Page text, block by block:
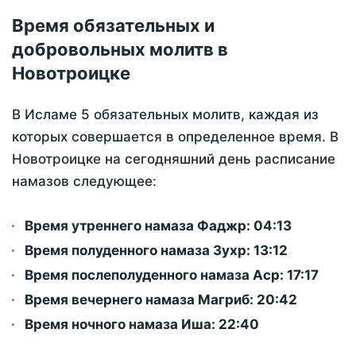
Время обязательных и
добровольных молитв в
Новотроицке
В Исламе 5 обязательных молитв, каждая из
которых совершается в определенное время. В
Новотроицке на сегодняшний день расписание
намазов следующее:
Время утреннего намаза Фаджр: 04:13
Время полуденного намаза Зухр: 13:12
Время послеполуденного намаза Аср: 17:17
Время вечернего намаза Магриб: 20:42
Время ночного намаза Иша: 22:40